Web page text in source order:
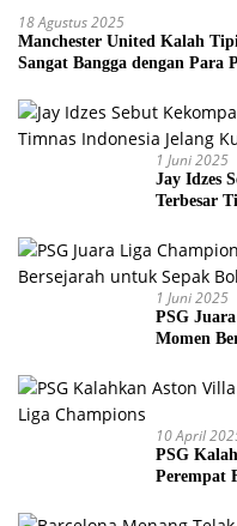
18 Agustus 2025
Manchester United Kalah
Sangat Bangga dengan Para
1 Juni 2025
Jay Idzes
Terbesar
1 Juni 2025
PSG
Momen
10 April
PSG
Perempat